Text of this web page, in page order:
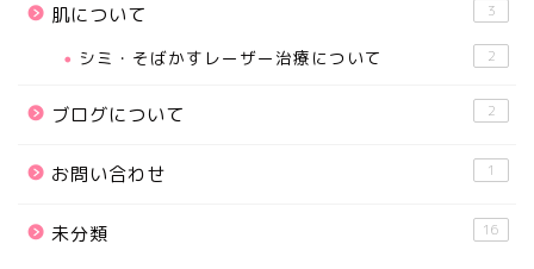
肌について 3
シミ・そばかすレーザー治療について 2
ブログについて 2
お問い合わせ 1
未分類 16